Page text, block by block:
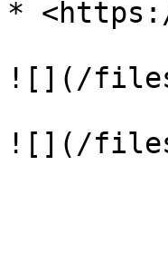
*
![](/files/-